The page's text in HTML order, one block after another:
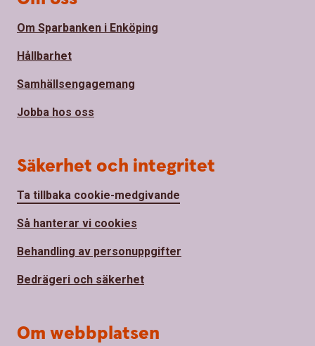
Om Sparbanken i Enköping
Hållbarhet
Samhällsengagemang
Jobba hos oss
Säkerhet och integritet
Ta tillbaka cookie-medgivande
Så hanterar vi cookies
Behandling av personuppgifter
Bedrägeri och säkerhet
Om webbplatsen